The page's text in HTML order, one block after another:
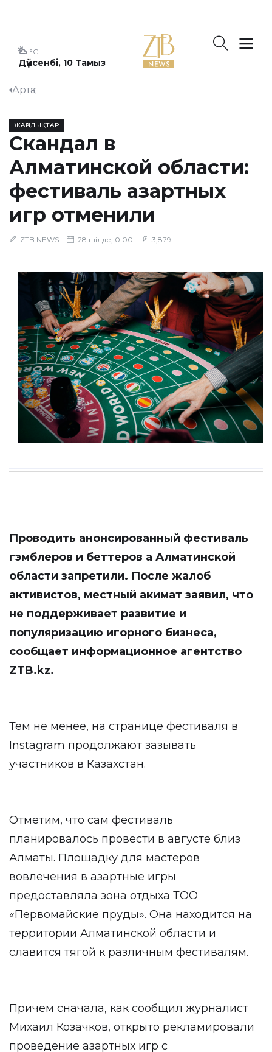
Дүйсенбі, 10 Тамыз
°C
Артқа
ЖАҢАЛЫҚТАР
Скандал в
Алматинской области:
фестиваль азартных
игр отменили
ZTB NEWS 28 шілде, 0:00 3,879
Проводить анонсированный фестиваль
гэмблеров и беттеров а Алматинской
области запретили. После жалоб
активистов, местный акимат заявил, что
не поддерживает развитие и
популяризацию игорного бизнеса,
сообщает информационное агентство
ZTB.kz.
Тем не менее, на странице фестиваля в
Instagram продолжают зазывать
участников в Казахстан.
Отметим, что сам фестиваль
планировалось провести в августе близ
Алматы. Площадку для мастеров
вовлечения в азартные игры
предоставляла зона отдыха ТОО
«Первомайские пруды». Она находится на
территории Алматинской области и
славится тягой к различным фестивалям.
Причем сначала, как сообщил журналист
Михаил Козачков, открыто рекламировали
проведение азартных игр с